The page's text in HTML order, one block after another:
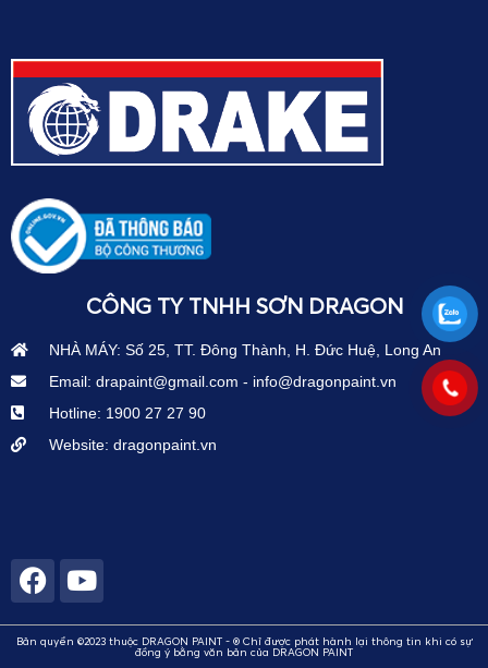
CÔNG TY TNHH SƠN DRAGON
NHÀ MÁY: Số 25, TT. Đông Thành, H. Đức Huệ, Long An
Email: drapaint@gmail.com - info@dragonpaint.vn
Hotline: 1900 27 27 90
Website: dragonpaint.vn
Bản quyền ©2023 thuộc DRAGON PAINT - ® Chỉ được phát hành lại thông tin khi có sự
đồng ý bằng văn bản của DRAGON PAINT